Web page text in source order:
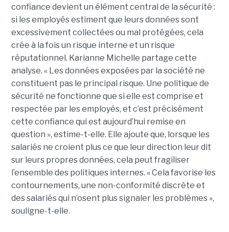
confiance devient un élément central de la sécurité :
si les employés estiment que leurs données sont
excessivement collectées ou mal protégées, cela
crée à la fois un risque interne et un risque
réputationnel. Karianne Michelle partage cette
analyse. « Les données exposées par la société ne
constituent pas le principal risque. Une politique de
sécurité ne fonctionne que si elle est comprise et
respectée par les employés, et c’est précisément
cette confiance qui est aujourd’hui remise en
question », estime-t-elle. Elle ajoute que, lorsque les
salariés ne croient plus ce que leur direction leur dit
sur leurs propres données, cela peut fragiliser
l’ensemble des politiques internes. « Cela favorise les
contournements, une non-conformité discrète et
des salariés qui n’osent plus signaler les problèmes »,
souligne-t-elle.